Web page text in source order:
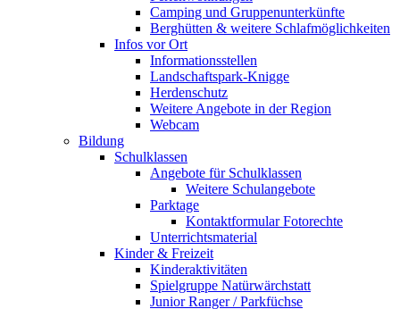
Camping und Gruppenunterkünfte
Berghütten & weitere Schlafmöglichkeiten
Infos vor Ort
Informationsstellen
Landschaftspark-Knigge
Herdenschutz
Weitere Angebote in der Region
Webcam
Bildung
Schulklassen
Angebote für Schulklassen
Weitere Schulangebote
Parktage
Kontaktformular Fotorechte
Unterrichtsmaterial
Kinder & Freizeit
Kinderaktivitäten
Spielgruppe Natürwärchstatt
Junior Ranger / Parkfüchse